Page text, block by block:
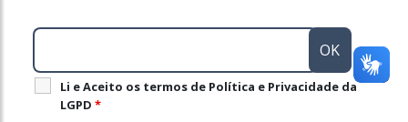
Li e Aceito os termos de Política e Privacidade da
LGPD *